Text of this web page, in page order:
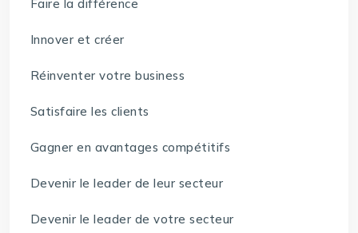
Faire la différence
Innover et créer
Réinventer votre business
Satisfaire les clients
Gagner en avantages compétitifs
Devenir le leader de leur secteur
Devenir le leader de votre secteur